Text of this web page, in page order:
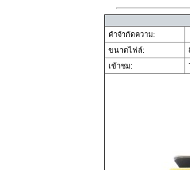
คำจำกัดความ:
ขนาดไฟล์:
เข้าชม: